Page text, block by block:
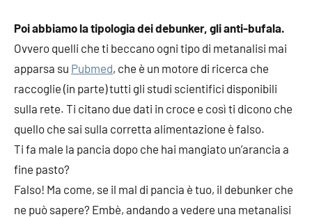
Poi abbiamo la tipologia dei debunker, gli anti-bufala.
Ovvero quelli che ti beccano ogni tipo di metanalisi mai
apparsa su Pubmed, che è un motore di ricerca che
raccoglie (in parte) tutti gli studi scientifici disponibili
sulla rete. Ti citano due dati in croce e così ti dicono che
quello che sai sulla corretta alimentazione è falso.
Ti fa male la pancia dopo che hai mangiato un’arancia a
fine pasto?
Falso! Ma come, se il mal di pancia è tuo, il debunker che
ne può sapere? Embè, andando a vedere una metanalisi